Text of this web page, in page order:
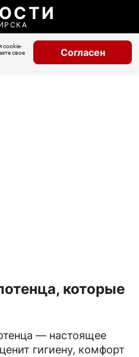
cookie-
свое
Согласен
которые
— настоящее
гигиену, комфорт